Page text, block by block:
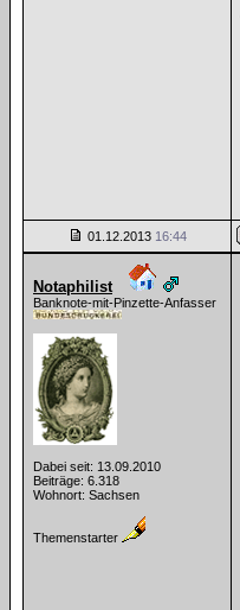
01.12.2013 16:44
Notaphilist
Banknote-mit-Pinzette-Anfasser
Dabei seit: 13.09.2010
Beiträge: 6.318
Wohnort: Sachsen
Themenstarter